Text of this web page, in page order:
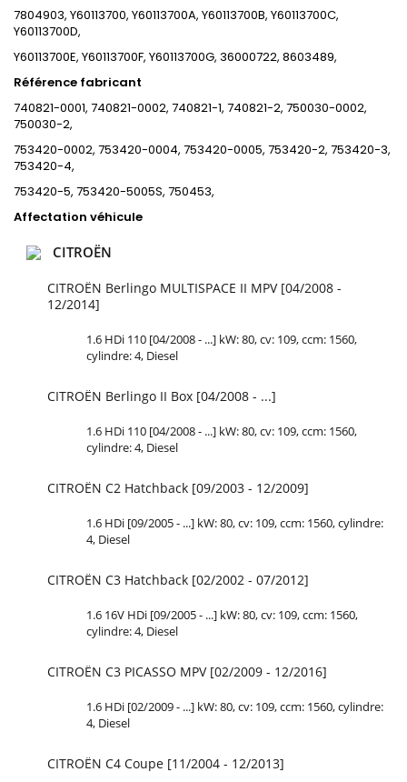
7804903, Y60113700, Y60113700A, Y60113700B, Y60113700C,
Y60113700D,
Y60113700E, Y60113700F, Y60113700G, 36000722, 8603489,
Référence fabricant
740821-0001, 740821-0002, 740821-1, 740821-2, 750030-0002,
750030-2,
753420-0002, 753420-0004, 753420-0005, 753420-2, 753420-3,
753420-4,
753420-5, 753420-5005S, 750453,
Affectation véhicule
CITROËN
CITROËN Berlingo MULTISPACE II MPV [04/2008 -
12/2014]
1.6 HDi 110 [04/2008 - ...] kW: 80, cv: 109, ccm: 1560,
cylindre: 4, Diesel
CITROËN Berlingo II Box [04/2008 - ...]
1.6 HDi 110 [04/2008 - ...] kW: 80, cv: 109, ccm: 1560,
cylindre: 4, Diesel
CITROËN C2 Hatchback [09/2003 - 12/2009]
1.6 HDi [09/2005 - ...] kW: 80, cv: 109, ccm: 1560, cylindre:
4, Diesel
CITROËN C3 Hatchback [02/2002 - 07/2012]
1.6 16V HDi [09/2005 - ...] kW: 80, cv: 109, ccm: 1560,
cylindre: 4, Diesel
CITROËN C3 PICASSO MPV [02/2009 - 12/2016]
1.6 HDi [02/2009 - ...] kW: 80, cv: 109, ccm: 1560, cylindre:
4, Diesel
CITROËN C4 Coupe [11/2004 - 12/2013]